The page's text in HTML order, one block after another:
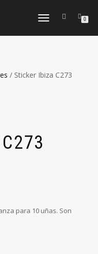
CAMBIAR
0
/ Sticker Ibiza C273
para 10 uñas. Son